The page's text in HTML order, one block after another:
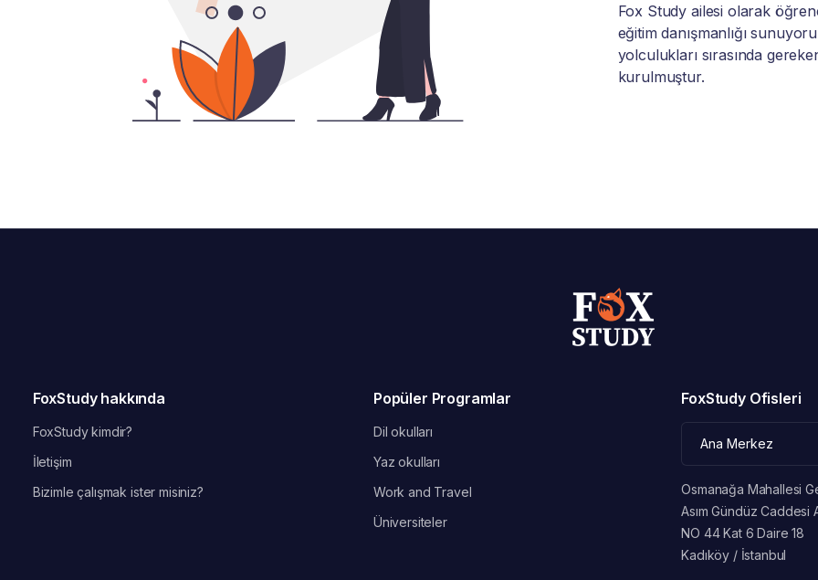
Fox Study ailesi olarak
eğitim danışmanlığı
yolculukları sırasında
kurulmuştur.
FoxStudy hakkında
FoxStudy kimdir?
İletişim
Bizimle çalışmak ister misiniz?
Popüler Programlar
Dil okulları
Yaz okulları
Work and Travel
Üniversiteler
FoxStudy Ofisleri
Osmanağa Mahallesi
Asım Gündüz Caddesi
NO 44 Kat 6 Daire 18
Kadıköy / İstanbul